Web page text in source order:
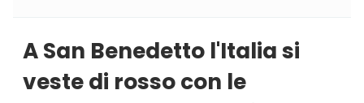
A San Benedetto l'Italia si
veste di rosso con le